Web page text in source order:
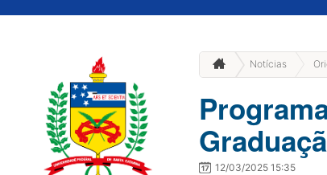
Notícias
12/03/2025 15:35